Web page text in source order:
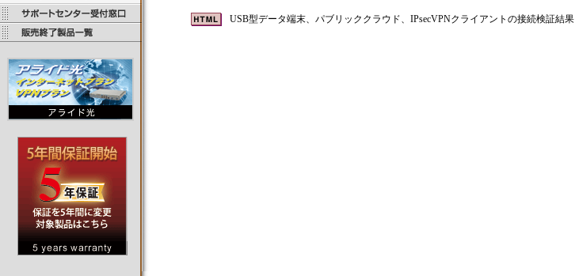
USB型データ端末、パブリッククラウド、IPsecVPNクライアントの接続検証結果